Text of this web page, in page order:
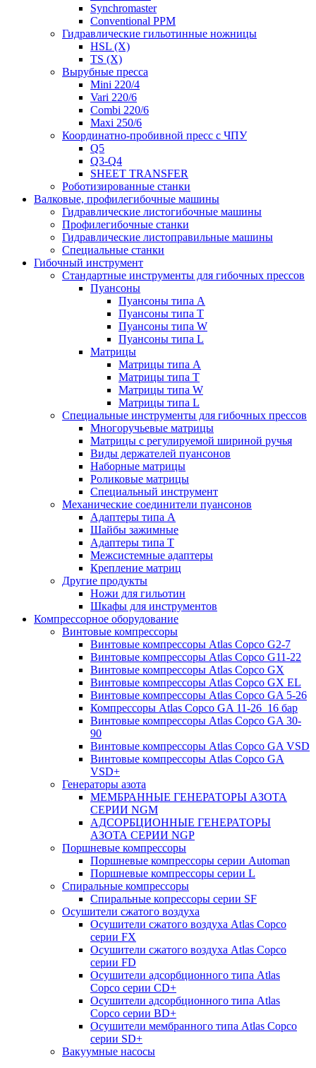
Synchromaster
Conventional PPM
Гидравлические гильотинные ножницы
HSL (X)
TS (X)
Вырубные пресса
Mini 220/4
Vari 220/6
Combi 220/6
Maxi 250/6
Координатно-пробивной пресс с ЧПУ
Q5
Q3-Q4
SHEET TRANSFER
Роботизированные станки
Валковые, профилегибочные машины
Гидравлические листогибочные машины
Профилегибочные станки
Гидравлические листоправильные машины
Специальные станки
Гибочный инструмент
Стандартные инструменты для гибочных прессов
Пуансоны
Пуансоны типа A
Пуансоны типа T
Пуансоны типа W
Пуансоны типа L
Матрицы
Матрицы типа A
Матрицы типа T
Матрицы типа W
Матрицы типа L
Специальные инструменты для гибочных прессов
Многоручьевые матрицы
Матрицы с регулируемой шириной ручья
Виды держателей пуансонов
Наборные матрицы
Роликовые матрицы
Специальный инструмент
Механические соединители пуансонов
Адаптеры типа A
Шайбы зажимные
Адаптеры типа T
Межсистемные адаптеры
Крепление матриц
Другие продукты
Ножи для гильотин
Шкафы для инструментов
Компрессорное оборудование
Винтовые компрессоры
Винтовые компрессоры Atlas Copco G2-7
Винтовые компрессоры Atlas Copco G11-22
Винтовые компрессоры Atlas Copco GX
Винтовые компрессоры Atlas Copco GX EL
Винтовые компрессоры Atlas Copco GA 5-26
Компрессоры Atlas Copco GA 11-26_16 бар
Винтовые компрессоры Atlas Copco GA 30-
90
Винтовые компрессоры Atlas Copco GA VSD
Винтовые компрессоры Atlas Copco GA
VSD+
Генераторы азота
МЕМБРАННЫЕ ГЕНЕРАТОРЫ АЗОТА
СЕРИИ NGM
АДСОРБЦИОННЫЕ ГЕНЕРАТОРЫ
АЗОТА СЕРИИ NGP
Поршневые компрессоры
Поршневые компрессоры серии Automan
Поршневые компрессоры серии L
Спиральные компрессоры
Спиральные копрессоры серии SF
Осушители сжатого воздуха
Осушители сжатого воздуха Atlas Copco
серии FX
Осушители сжатого воздуха Atlas Copco
серии FD
Осушители адсорбционного типа Atlas
Copco серии СD+
Осушители адсорбционного типа Atlas
Copco серии BD+
Осушители мембранного типа Atlas Copco
серии SD+
Вакуумные насосы